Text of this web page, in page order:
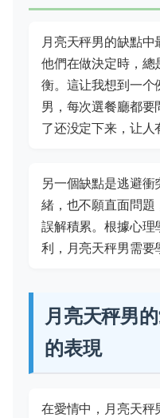
月亮天秤男的缺點中
他們在做決定時，
衡。這让我想到一
男，每次選餐廳都
了还没定下来，让人
另一個缺點是逃避
緒，也不願直面問
誤解積累。根據心理
利，月亮天秤男需要
月亮天秤男
的表現
在愛情中，月亮天